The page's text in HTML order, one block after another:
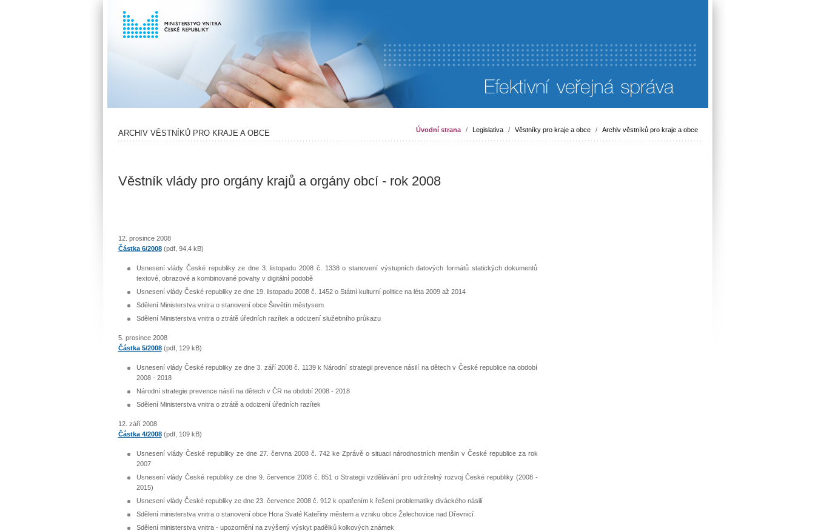
Úvodní strana / Legislativa / Věstníky pro kraje a obce / Archiv věstníků pro kraje a obce
ARCHIV VĚSTNÍKŮ PRO KRAJE A OBCE
Věstník vlády pro orgány krajů a orgány obcí - rok 2008
12. prosince 2008
Částka 6/2008(pdf, 94,4 kB)
Usnesení vlády České republiky ze dne 3. listopadu 2008 č. 1338 o stanovení výstupních datových formátů statických dokumentů
textové, obrazové a kombinované povahy v digitální podobě
Usnesení vlády České republiky ze dne 19. listopadu 2008 č. 1452 o Státní kulturní politice na léta 2009 až 2014
Sdělení Ministerstva vnitra o stanovení obce Ševětín městysem
Sdělení Ministerstva vnitra o ztrátě úředních razítek a odcizení služebního průkazu
5. prosince 2008
Částka 5/2008(pdf, 129 kB)
Usnesení vlády České republiky ze dne 3. září 2008 č. 1139 k Národní strategii prevence násilí na dětech v České republice na období
2008 - 2018
Národní strategie prevence násilí na dětech v ČR na období 2008 - 2018
Sdělení Ministerstva vnitra o ztrátě a odcizení úředních razítek
12. září 2008
Částka 4/2008(pdf, 109 kB)
Usnesení vlády České republiky ze dne 27. června 2008 č. 742 ke Zprávě o situaci národnostních menšin v České republice za rok
2007
Usnesení vlády České republiky ze dne 9. července 2008 č. 851 o Strategii vzdělávání pro udržitelný rozvoj České republiky (2008 -
2015)
Usnesení vlády České republiky ze dne 23. července 2008 č. 912 k opatřením k řešení problematiky diváckého násilí
Sdělení ministerstva vnitra o stanovení obce Hora Svaté Kateřiny městem a vzniku obce Želechovice nad Dřevnicí
Sdělení ministerstva vnitra - upozornění na zvýšený výskyt padělků kolkových známek